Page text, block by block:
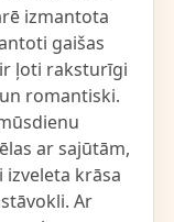
izmantota
gaišas
ļoti raksturīgi
romantiski.
ar sajūtām,
izveleta krāsa
Ar